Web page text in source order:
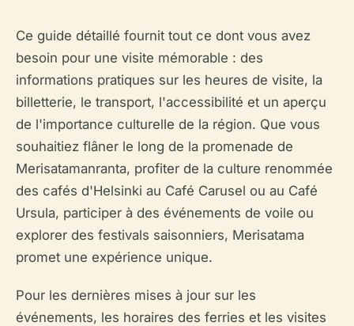
Ce guide détaillé fournit tout ce dont vous avez
besoin pour une visite mémorable : des
informations pratiques sur les heures de visite, la
billetterie, le transport, l'accessibilité et un aperçu
de l'importance culturelle de la région. Que vous
souhaitiez flâner le long de la promenade de
Merisatamanranta, profiter de la culture renommée
des cafés d'Helsinki au Café Carusel ou au Café
Ursula, participer à des événements de voile ou
explorer des festivals saisonniers, Merisatama
promet une expérience unique.
Pour les dernières mises à jour sur les
événements, les horaires des ferries et les visites